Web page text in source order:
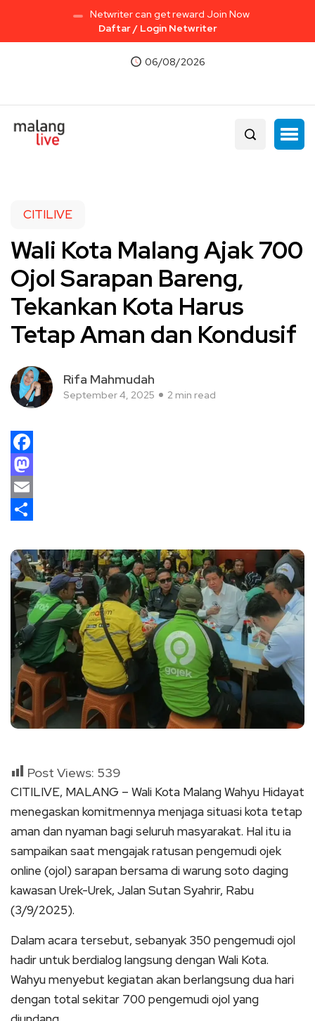
Netwriter can get reward Join Now
Daftar / Login Netwriter
06/08/2026
CITILIVE
Wali Kota Malang Ajak 700
Ojol Sarapan Bareng,
Tekankan Kota Harus
Tetap Aman dan Kondusif
Rifa Mahmudah
September 4, 2025 2 min read
Facebook
Mastodon
Email
Post Views: 539
CITILIVE, MALANG – Wali Kota Malang Wahyu Hidayat
menegaskan komitmennya menjaga situasi kota tetap
aman dan nyaman bagi seluruh masyarakat. Hal itu ia
sampaikan saat mengajak ratusan pengemudi ojek
online (ojol) sarapan bersama di warung soto daging
kawasan Urek-Urek, Jalan Sutan Syahrir, Rabu
(3/9/2025).
Dalam acara tersebut, sebanyak 350 pengemudi ojol
hadir untuk berdialog langsung dengan Wali Kota.
Wahyu menyebut kegiatan akan berlangsung dua hari
dengan total sekitar 700 pengemudi ojol yang